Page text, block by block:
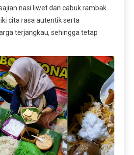
nasi liwet dan cabuk rambak
cita rasa autentik serta
terjangkau, sehingga tetap